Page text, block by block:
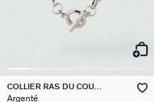
COLLIER RAS DU COU
GAMBETTA
Argenté